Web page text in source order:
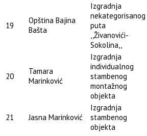
19
Opština Bajina
Bašta
Izgradnja
nekategorisanog
puta
,,Živanovići-
Sokolina,,
20
Tamara
Marinković
Izgradnja
individualnog
stambenog
montažnog
objekta
21 Jasna Marinković
Izgradnja
stambenog
objekta